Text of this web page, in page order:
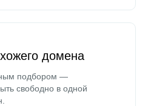
домена
подбором —
свободно в одной